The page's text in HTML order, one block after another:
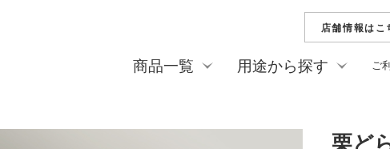
店舗情報はこ
商品一覧
純栗ようかん
用途から探す ご
栗ど